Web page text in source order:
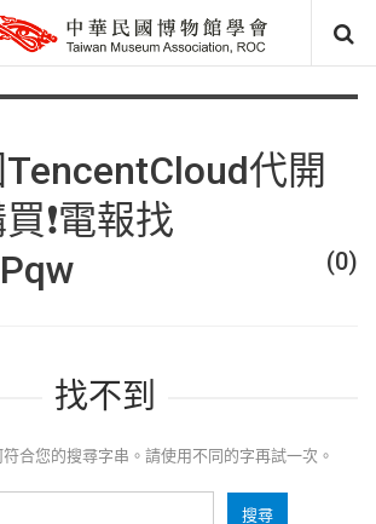
代開
❗️電報找
(0)
找不到
合您的搜尋字串。請使用不同的字再試一次。